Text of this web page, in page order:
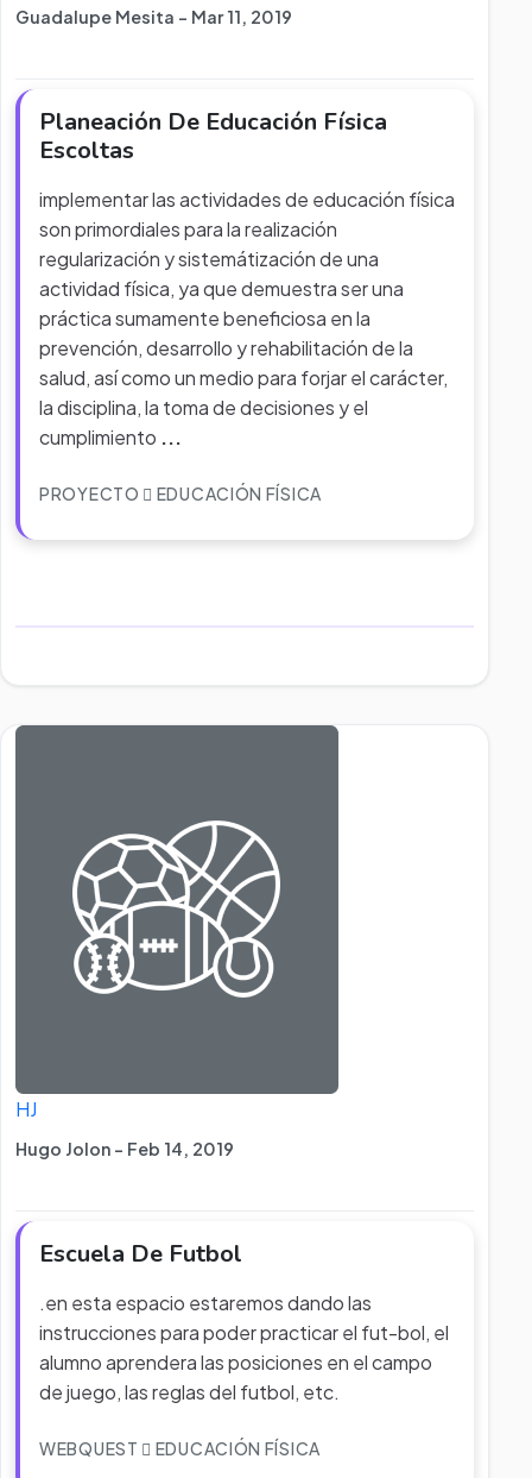
Guadalupe Mesita - Mar 11, 2019
Planeación De Educación Física
Escoltas
implementar las actividades de educación física
son primordiales para la realización
regularización y sistemátización de una
actividad física, ya que demuestra ser una
práctica sumamente beneficiosa en la
prevención, desarrollo y rehabilitación de la
salud, así como un medio para forjar el carácter,
la disciplina, la toma de decisiones y el
cumplimiento ...
PROYECTO EDUCACIÓN FÍSICA
HJ
Hugo Jolon - Feb 14, 2019
Escuela De Futbol
.en esta espacio estaremos dando las
instrucciones para poder practicar el fut-bol, el
alumno aprendera las posiciones en el campo
de juego, las reglas del futbol, etc.
WEBQUEST EDUCACIÓN FÍSICA